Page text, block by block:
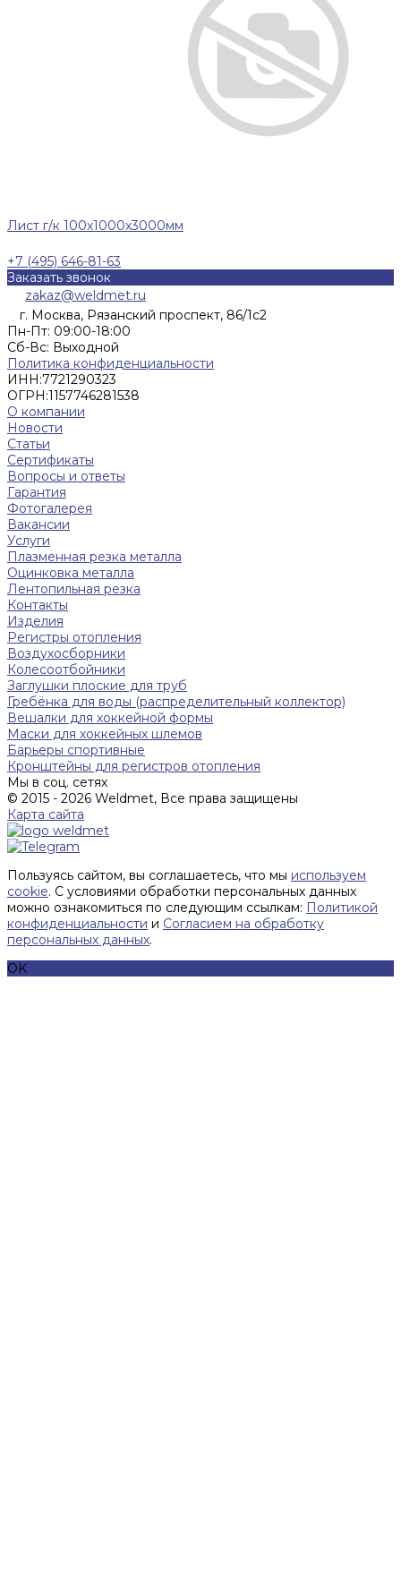
Лист г/к 100x1000x3000мм
+7 (495) 646-81-63
Заказать звонок
zakaz@weldmet.ru
г. Москва, Рязанский проспект, 86/1с2
Пн-Пт: 09:00-18:00
Cб-Вс: Выходной
Политика конфиденциальности
ИНН:7721290323
ОГРН:1157746281538
О компании
Новости
Статьи
Сертификаты
Вопросы и ответы
Гарантия
Фотогалерея
Вакансии
Услуги
Плазменная резка металла
Оцинковка металла
Лентопильная резка
Контакты
Изделия
Регистры отопления
Воздухосборники
Колесоотбойники
Заглушки плоские для труб
Гребёнка для воды (распределительный коллектор)
Вешалки для хоккейной формы
Маски для хоккейных шлемов
Барьеры спортивные
Кронштейны для регистров отопления
Мы в соц. сетях
© 2015 - 2026 Weldmet, Все права защищены
Карта сайта
Пользуясь сайтом, вы соглашаетесь, что мы используем
cookie. С условиями обработки персональных данных
можно ознакомиться по следующим ссылкам: Политикой
конфиденциальности и Согласием на обработку
персональных данных.
OK